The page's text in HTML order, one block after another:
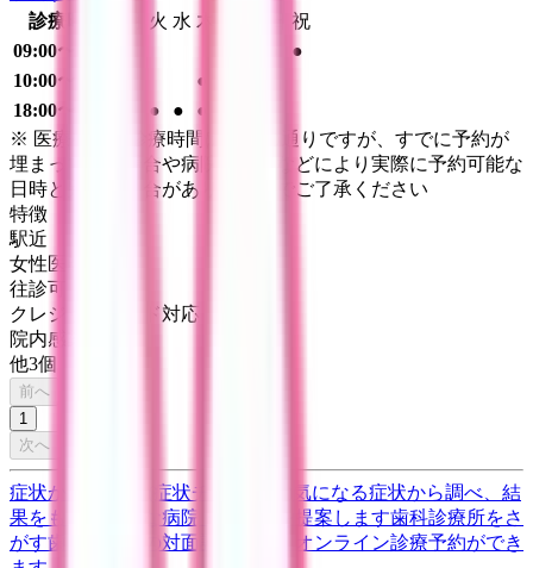
診療時間
火 水 木
祝
09:00〜12:00
●
10:00〜15:00
●
18:00〜22:00
● ● ●
※ 医療機関の診療時間は上記の通りですが、すでに予約が
埋まっている場合や病院の都合などにより実際に予約可能な
日時と異なる場合がありますのでご了承ください
特徴
駅近
女性医師
往診可
クレジットカード対応
院内感染対策
他3個
前へ
1
次へ
症状からさがす (症状チェッカー)
気になる症状から調べ、結
果をもとに適切な病院・診療所を提案します歯科診療所をさ
がす歯医者さんの対面診療予約・オンライン診療予約ができ